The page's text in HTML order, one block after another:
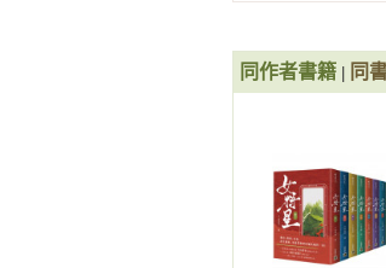
同作者書籍 同